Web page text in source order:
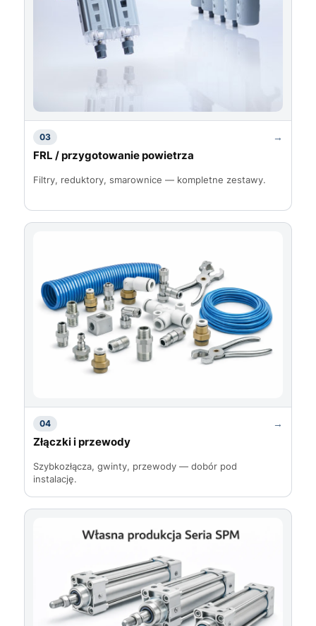
03 →
FRL / przygotowanie powietrza
Filtry, reduktory, smarownice — kompletne zestawy.
04 →
Złączki i przewody
Szybkozłącza, gwinty, przewody — dobór pod
instalację.